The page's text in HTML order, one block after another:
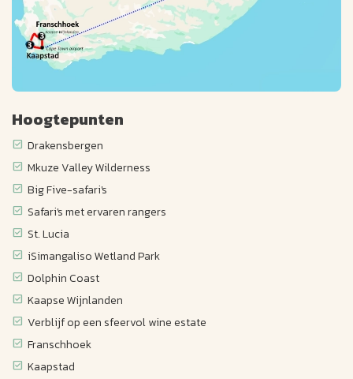
Hoogtepunten
Drakensbergen
Mkuze Valley Wilderness
Big Five-safari's
Safari's met ervaren rangers
St. Lucia
iSimangaliso Wetland Park
Dolphin Coast
Kaapse Wijnlanden
Verblijf op een sfeervol wine estate
Franschhoek
Kaapstad